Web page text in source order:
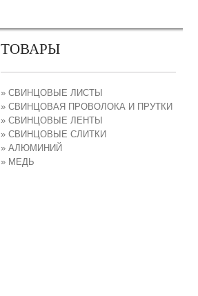
ТОВАРЫ
» СВИНЦОВЫЕ ЛИСТЫ
» СВИНЦОВАЯ ПРОВОЛОКА И ПРУТКИ
» СВИНЦОВЫЕ ЛЕНТЫ
» СВИНЦОВЫЕ СЛИТКИ
» АЛЮМИНИЙ
» МЕДЬ